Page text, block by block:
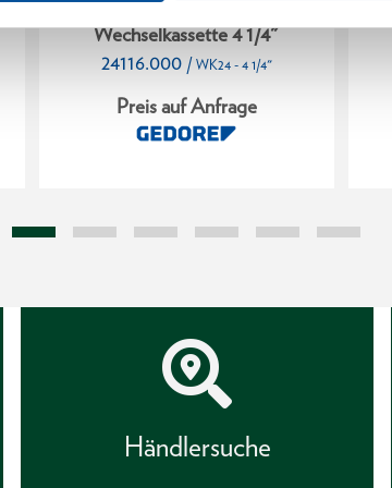
Wechselkassette 4 1/4"
24116.000 / WK24 - 4 1/4"
Preis auf Anfrage
Händlersuche